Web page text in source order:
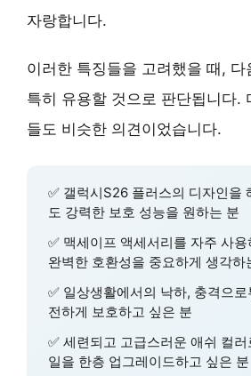
자랑합니다.
이러한 특징들을 고려했을 때, 다
특히 유용할 것으로 판단됩니다.
들도 비슷한 의견이었습니다.
✅ 갤럭시S26 플러스의 디자인을
도 강력한 보호 성능을 원하는 분
✅ 맥세이프 액세서리를 자주 사용
완벽한 호환성을 중요하게 생각하
✅ 일상생활에서의 낙하, 충격으
전하게 보호하고 싶은 분
✅ 세련되고 고급스러운 애쉬 컬러
일을 한층 업그레이드하고 싶은 분